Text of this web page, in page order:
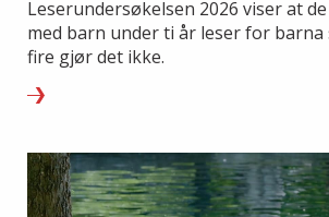
Leserundersøkelsen 2026 viser at
med barn under ti år leser for barna
fire gjør det ikke.